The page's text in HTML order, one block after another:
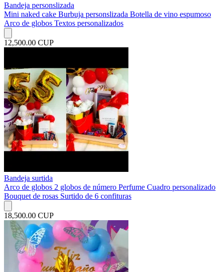
Bandeja personslizada
Mini naked cake Burbuja personslizada Botella de vino espumoso
Arco de globos Textos personalizados
12,500.00 CUP
Bandeja surtida
Arco de globos 2 globos de número Perfume Cuadro personalizado
Bouquet de rosas Surtido de 6 confituras
18,500.00 CUP